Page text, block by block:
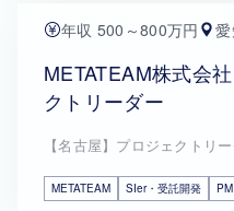
年収 500～800万円
METATEAM株式会
クトリーダー
【名古屋】プロジェクトリ
METATEAM SIer・受託開発